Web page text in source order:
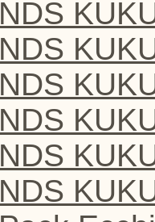
NDS
NDS
NDS
NDS
NDS
NDS